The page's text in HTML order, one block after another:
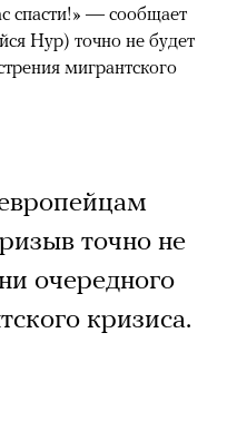
спасти!» — сообщает
Нур) точно не будет
мигрантского
точно не
очередного
кризиса.